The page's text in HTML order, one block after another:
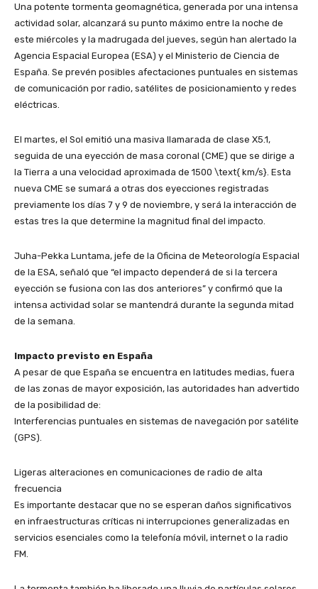
Una potente tormenta geomagnética, generada por una intensa
actividad solar, alcanzará su punto máximo entre la noche de
este miércoles y la madrugada del jueves, según han alertado la
Agencia Espacial Europea (ESA) y el Ministerio de Ciencia de
España. Se prevén posibles afectaciones puntuales en sistemas
de comunicación por radio, satélites de posicionamiento y redes
eléctricas.
​El martes, el Sol emitió una masiva llamarada de clase X5.1,
seguida de una eyección de masa coronal (CME) que se dirige a
la Tierra a una velocidad aproximada de 1500 \text{ km/s}. Esta
nueva CME se sumará a otras dos eyecciones registradas
previamente los días 7 y 9 de noviembre, y será la interacción de
estas tres la que determine la magnitud final del impacto.
​Juha-Pekka Luntama, jefe de la Oficina de Meteorología Espacial
de la ESA, señaló que “el impacto dependerá de si la tercera
eyección se fusiona con las dos anteriores” y confirmó que la
intensa actividad solar se mantendrá durante la segunda mitad
de la semana.
​Impacto previsto en España
​A pesar de que España se encuentra en latitudes medias, fuera
de las zonas de mayor exposición, las autoridades han advertido
de la posibilidad de:
​Interferencias puntuales en sistemas de navegación por satélite
(GPS).
​Ligeras alteraciones en comunicaciones de radio de alta
frecuencia
​Es importante destacar que no se esperan daños significativos
en infraestructuras críticas ni interrupciones generalizadas en
servicios esenciales como la telefonía móvil, internet o la radio
FM.